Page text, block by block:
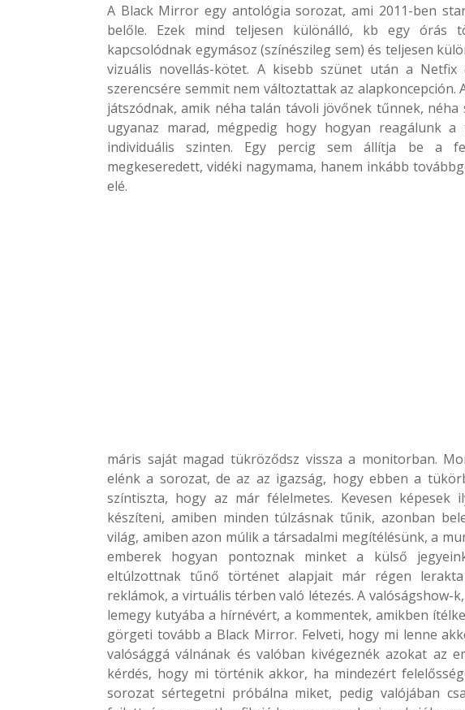
A Black Mirror egy antológia sorozat, ami 2011-ben
belőle. Ezek mind teljesen különálló, kb egy órás
kapcsolódnak egymásoz (színészileg sem) és teljesen
vizuális novellás-kötet. A kisebb szünet után a
szerencsére semmit nem változtattak az
játszódnak, amik néha talán távoli jövőnek tűnnek,
ugyanaz marad, mégpedig hogy hogyan reagálunk
individuális szinten. Egy percig sem állítja be a
megkeseredett, vidéki nagymama, hanem inkább
elé.
máris saját magad tükröződsz vissza a monitorban.
elénk a sorozat, de az az igazság, hogy ebben a
színtiszta, hogy az már félelmetes. Kevesen képesek
készíteni, amiben minden túlzásnak tűnik, azonban
világ, amiben azon múlik a társadalmi megítélésünk, a
emberek hogyan pontoznak minket a külső
eltúlzottnak tűnő történet alapjait már régen
reklámok, a virtuális térben való létezés. A valóságshow-
lemegy kutyába a hírnévért, a kommentek, amikben
görgeti tovább a Black Mirror. Felveti, hogy mi lenne
valósággá válnának és valóban kivégeznék azokat az
kérdés, hogy mi történik akkor, ha mindezért
sorozat sértegetni próbálna miket, pedig valójában